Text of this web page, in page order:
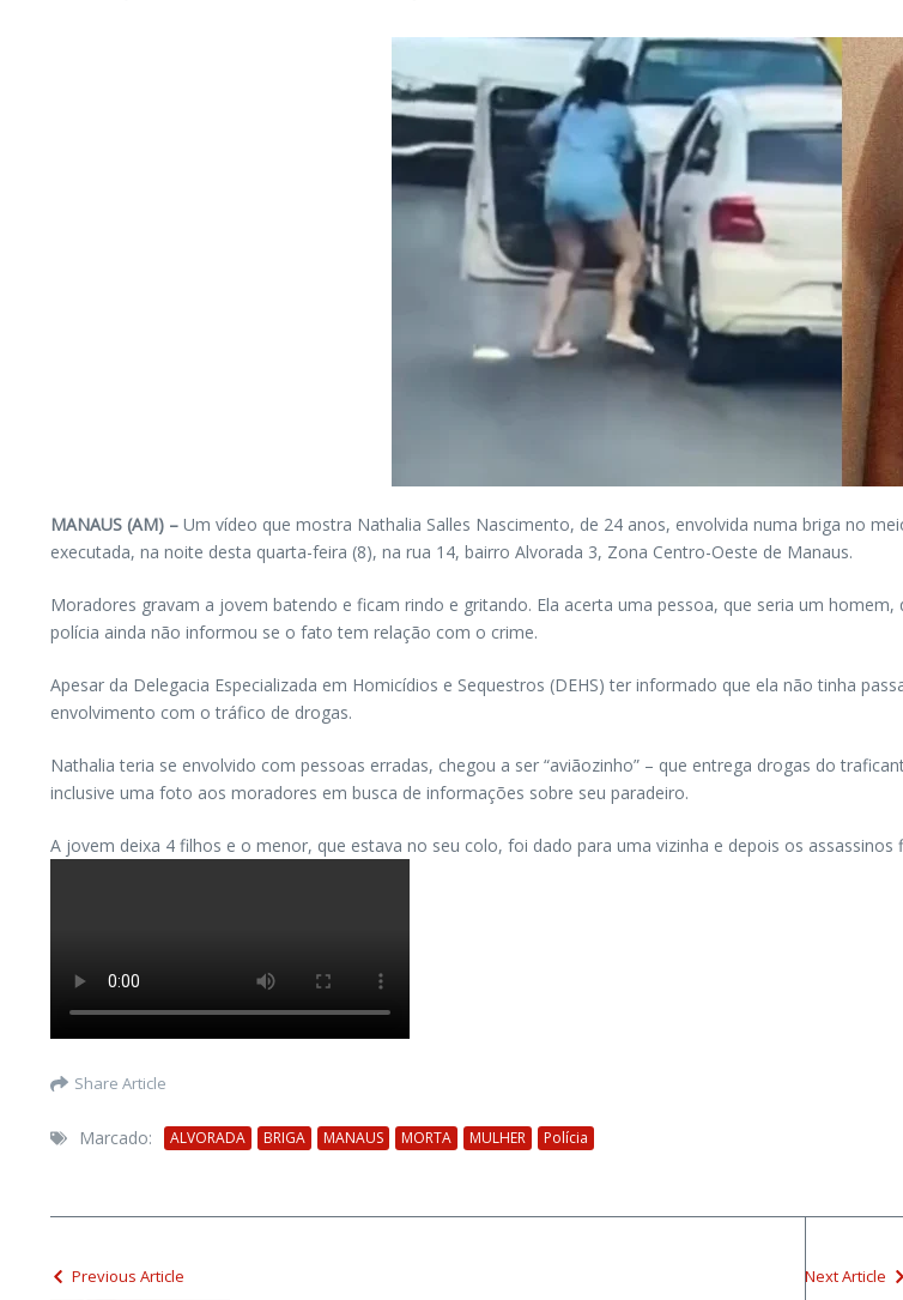
MANAUS (AM) – Um vídeo que mostra Nathalia Salles Nascimento, de 24 anos, envolvida numa briga no
executada, na noite desta quarta-feira (8), na rua 14, bairro Alvorada 3, Zona Centro-Oeste de Manaus.
Moradores gravam a jovem batendo e ficam rindo e gritando. Ela acerta uma pessoa, que seria um
polícia ainda não informou se o fato tem relação com o crime.
Apesar da Delegacia Especializada em Homicídios e Sequestros (DEHS) ter informado que ela não tinha
envolvimento com o tráfico de drogas.
Nathalia teria se envolvido com pessoas erradas, chegou a ser “aviãozinho” – que entrega drogas do
inclusive uma foto aos moradores em busca de informações sobre seu paradeiro.
A jovem deixa 4 filhos e o menor, que estava no seu colo, foi dado para uma vizinha e depois os assassinos
Share Article
Marcado: ALVORADA BRIGA MANAUS MORTA MULHER Polícia
Previous Article Next Article